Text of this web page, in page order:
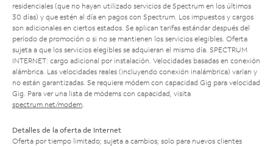
residenciales (que no hayan utilizado servicios de Spectrum en los últimos
30 días) y que estén al día en pagos con Spectrum. Los impuestos y cargos
son adicionales en ciertos estados. Se aplican tarifas estándar después del
período de promoción o si no se mantienen los servicios elegibles. Oferta
sujeta a que los servicios elegibles se adquieran el mismo día. SPECTRUM
INTERNET: cargo adicional por instalación. Velocidades basadas en conexión
alámbrica. Las velocidades reales (incluyendo conexión inalámbrica) varían y
no están garantizadas. Se requiere módem con capacidad Gig para velocidad
Gig. Para ver una lista de módems con capacidad, visita
spectrum.net/modem
Detalles de la oferta de Internet
Oferta por tiempo limitado; sujeta a cambios; solo para nuevos clientes